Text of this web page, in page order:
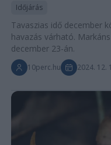
Időjárás
Tavaszias idő december
havazás várható.
december 23-án.
10perc.hu 2024. 12.